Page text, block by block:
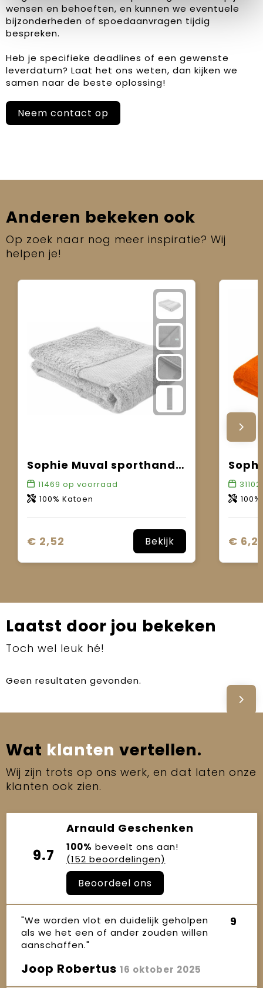
wensen en behoeften, en kunnen we eventuele
bijzonderheden of spoedaanvragen tijdig
bespreken.
Heb je specifieke deadlines of een gewenste
leverdatum? Laat het ons weten, dan kijken we
samen naar de beste oplossing!
Neem contact op
Anderen bekeken ook
Op zoek naar nog meer inspiratie? Wij
helpen je!
Sophie Muval sporthanddoek 130x30 cm, 450 gr/m²
11469 op voorraad
100% Katoen
€ 2,52 Bekijk
31102
€ 6,21
Laatst door jou bekeken
Toch wel leuk hé!
Geen resultaten gevonden.
Wat klanten vertellen.
Wij zijn trots op ons werk, en dat laten onze
klanten ook zien.
9.7
Arnauld Geschenken
100% beveelt ons aan!
(152 beoordelingen)
Beoordeel ons
"We worden vlot en duidelijk geholpen
als we het een of ander zouden willen
aanschaffen."
9
Joop Robertus 16 oktober 2025